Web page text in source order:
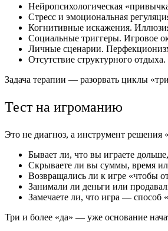
Нейропсихологическая
Стресс и эмоциональная
Когнитивные искажения.
Социальные триггеры. Игровое
Личные сценарии.
Отсутствие структурного
Задача терапии — разорвать циклы
Тест на игроманию
Это не диагноз, а инструмент решения
Бывает ли, что вы играете
Скрываете ли вы суммы, время
Возвращались ли к игре «чтобы
Занимали ли деньги или
Замечаете ли, что игра — способ
Три и более «да» — уже основание